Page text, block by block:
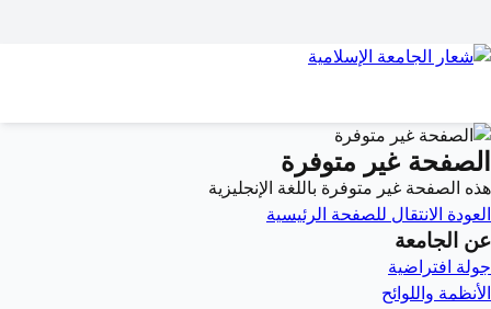
الصفحة غير متوفرة
هذه الصفحة غير متوفرة باللغة الإنجليزية
العودة الانتقال للصفحة الرئيسية
عن الجامعة
جولة افتراضية
الأنظمة واللوائح